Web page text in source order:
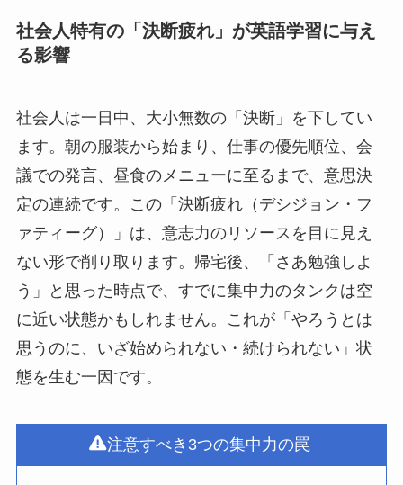
社会人特有の「決断疲れ」が英語学習に与え
る影響
社会人は一日中、大小無数の「決断」を下してい
ます。朝の服装から始まり、仕事の優先順位、会
議での発言、昼食のメニューに至るまで、意思決
定の連続です。この「決断疲れ（デシジョン・フ
ァティーグ）」は、意志力のリソースを目に見え
ない形で削り取ります。帰宅後、「さあ勉強しよ
う」と思った時点で、すでに集中力のタンクは空
に近い状態かもしれません。これが「やろうとは
思うのに、いざ始められない・続けられない」状
態を生む一因です。
注意すべき3つの集中力の罠